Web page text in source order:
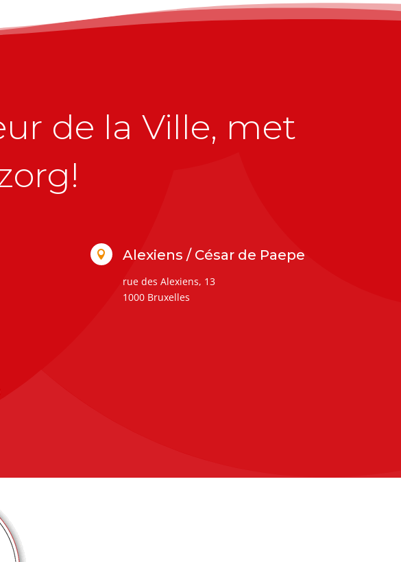
de la Ville, met
 Alexiens / César de Paepe
rue des Alexiens, 13
1000 Bruxelles